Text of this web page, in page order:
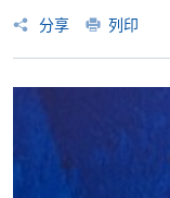
分享
列印